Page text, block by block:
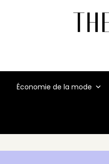
Économie de la mode